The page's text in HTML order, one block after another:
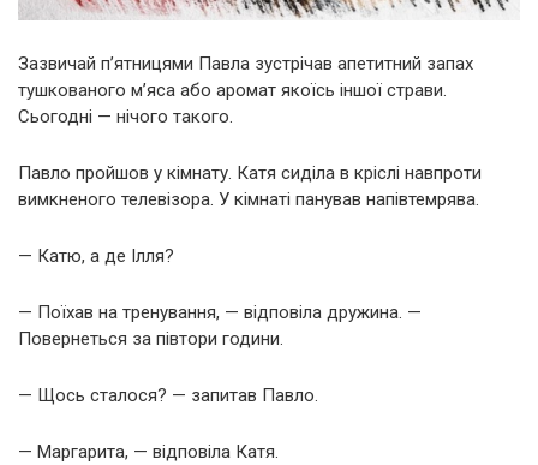
Зазвичай п’ятницями Павла зустрічав апетитний запах
тушкованого м’яса або аромат якоїсь іншої страви.
Сьогодні — нічого такого.
Павло пройшов у кімнату. Катя сиділа в кріслі навпроти
вимкненого телевізора. У кімнаті панував напівтемрява.
— Катю, а де Ілля?
— Поїхав на тренування, — відповіла дружина. —
Повернеться за півтори години.
— Щось сталося? — запитав Павло.
— Маргарита, — відповіла Катя.